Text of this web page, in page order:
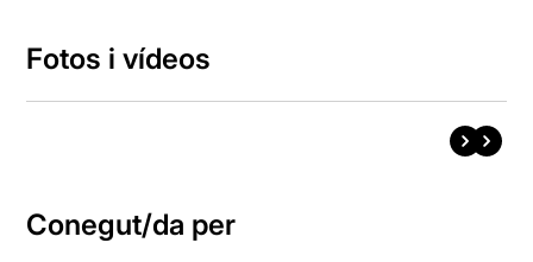
Fotos i vídeos
Conegut/da per